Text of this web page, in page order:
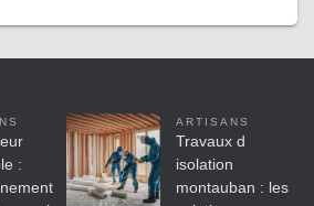
:
ARTISANS
Travaux d
isolation
montauban : les